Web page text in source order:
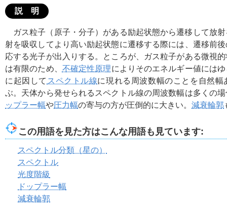
説 明
ガス粒子（原子・分子）がある励起状態から遷移して放
射を吸収してより高い励起状態に遷移する際には、遷移前
応する光子が出入りする。ところが、ガス粒子がある微視
は有限のため、 不確定性原理によりそのエネルギー値には
に起因して スペクトル線に現れる周波数幅のことを自然幅
ぶ。天体から発せられるスペクトル線の周波数幅は多くの
ップラー幅や圧力幅の寄与の方が圧倒的に大きい。 減衰輪郭
この用語を見た方はこんな用語も見ています:
スペクトル分類（星の）
スペクトル
光度階級
ドップラー幅
減衰輪郭